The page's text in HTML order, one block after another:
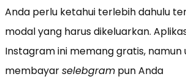
Anda perlu ketahui terlebih dahulu
modal yang harus dikeluarkan.
Instagram ini memang gratis, namun
membayarselebgram pun Anda